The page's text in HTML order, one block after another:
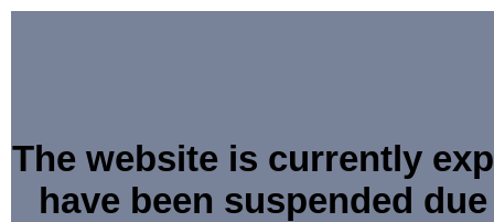
The website is currently
have been suspended